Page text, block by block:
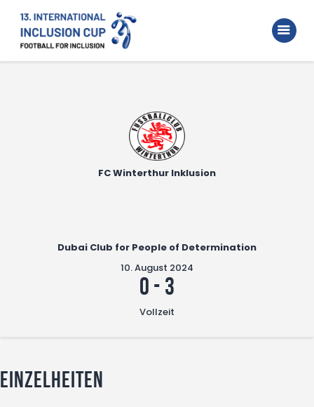
Home
Walking Football Turnier
FC Winterthur Inklusion
Dubai Club for People of Determination
10. August 2024
0 - 3
Vollzeit
Einzelheiten